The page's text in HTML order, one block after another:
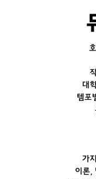
대
템포
가
이론,